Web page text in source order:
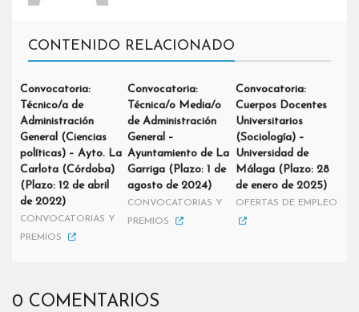
CONTENIDO RELACIONADO
Convocatoria:
Técnico/a de
Administración
General (Ciencias
políticas) – Ayto. La
Carlota (Córdoba)
(Plazo: 12 de abril
de 2022)
CONVOCATORIAS Y
PREMIOS
Convocatoria:
Técnica/o Media/o
de Administración
General –
Ayuntamiento de La
Garriga (Plazo: 1 de
agosto de 2024)
CONVOCATORIAS Y
PREMIOS
Convocatoria:
Cuerpos Docentes
Universitarios
(Sociología) –
Universidad de
Málaga (Plazo: 28
de enero de 2025)
OFERTAS DE EMPLEO
0 COMENTARIOS